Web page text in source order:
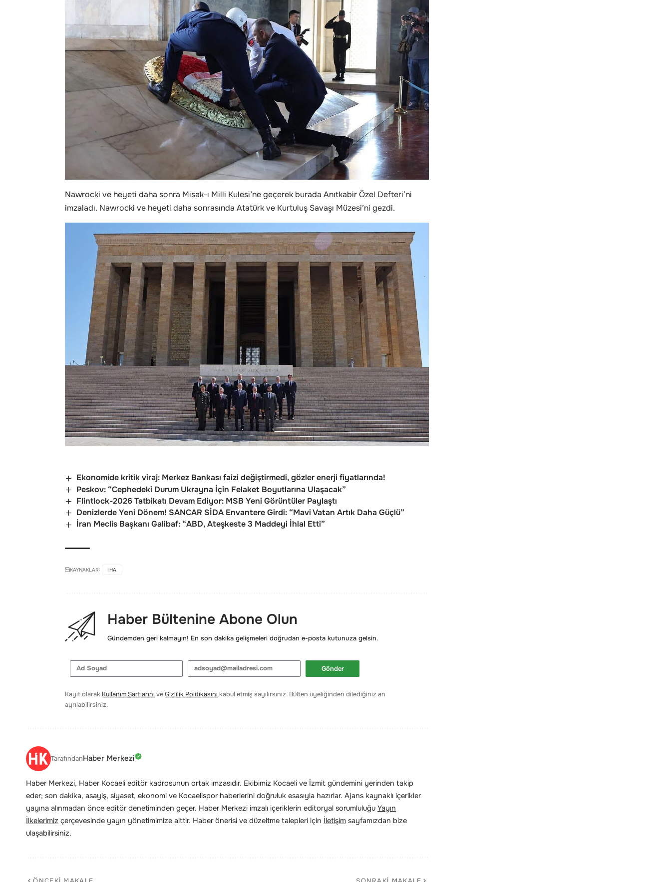
Nawrocki ve heyeti daha sonra Misak-ı Milli Kulesi’ne geçerek burada Anıtkabir Özel Defteri’ni
imzaladı. Nawrocki ve heyeti daha sonrasında Atatürk ve Kurtuluş Savaşı Müzesi’ni gezdi.
Ekonomide kritik viraj: Merkez Bankası faizi değiştirmedi, gözler enerji fiyatlarında!
Peskov: “Cephedeki Durum Ukrayna İçin Felaket Boyutlarına Ulaşacak”
Flintlock-2026 Tatbikatı Devam Ediyor: MSB Yeni Görüntüler Paylaştı
Denizlerde Yeni Dönem! SANCAR SİDA Envantere Girdi: “Mavi Vatan Artık Daha Güçlü”
İran Meclis Başkanı Galibaf: “ABD, Ateşkeste 3 Maddeyi İhlal Etti”
KAYNAKLAR: IHA
Haber Bültenine Abone Olun
Gündemden geri kalmayın! En son dakika gelişmeleri doğrudan e-posta kutunuza gelsin.
Gönder
Kayıt olarak Kullanım Şartlarını veGizlilik Politikasını kabul etmiş sayılırsınız. Bülten üyeliğinden dilediğiniz an
ayrılabilirsiniz.
TarafındanHaber Merkezi
Haber Merkezi, Haber Kocaeli editör kadrosunun ortak imzasıdır. Ekibimiz Kocaeli ve İzmit gündemini yerinden takip
eder; son dakika, asayiş, siyaset, ekonomi ve Kocaelispor haberlerini doğruluk esasıyla hazırlar. Ajans kaynaklı içerikler
yayına alınmadan önce editör denetiminden geçer. Haber Merkezi imzalı içeriklerin editoryal sorumluluğu Yayın
İlkelerimiz çerçevesinde yayın yönetimimize aittir. Haber önerisi ve düzeltme talepleri için İletişim sayfamızdan bize
ulaşabilirsiniz.